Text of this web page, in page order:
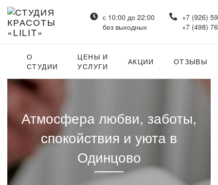
с 10:00 до 22:00
без выходных
+7 (926)
+7 (498)
О
СТУДИИ
ЦЕНЫ И
УСЛУГИ
АКЦИИ ОТЗЫВЫ
Атмосфера любви, заботы,
спокойствия и уюта в
Одинцово